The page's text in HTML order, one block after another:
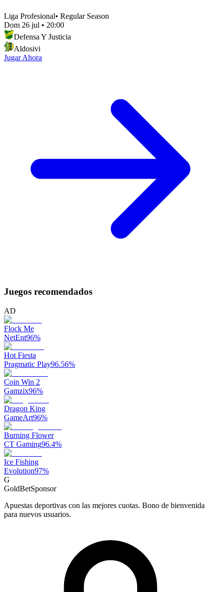
Liga Profesional• Regular Season
Dom 26 jul • 20:00
Defensa Y Justicia
Aldosivi
Jugar Ahora
Juegos recomendados
AD
Flock Me
NetEnt96%
Hot Fiesta
Pragmatic Play96.56%
Coin Win 2
Gamzix96%
Dragon King
GameArt96%
Burning Flower
CT Gaming96.4%
Ice Fishing
Evolution97%
G
GoldBetSponsor
Apuestas deportivas con las mejores cuotas. Bono de bienvenida
para nuevos usuarios.